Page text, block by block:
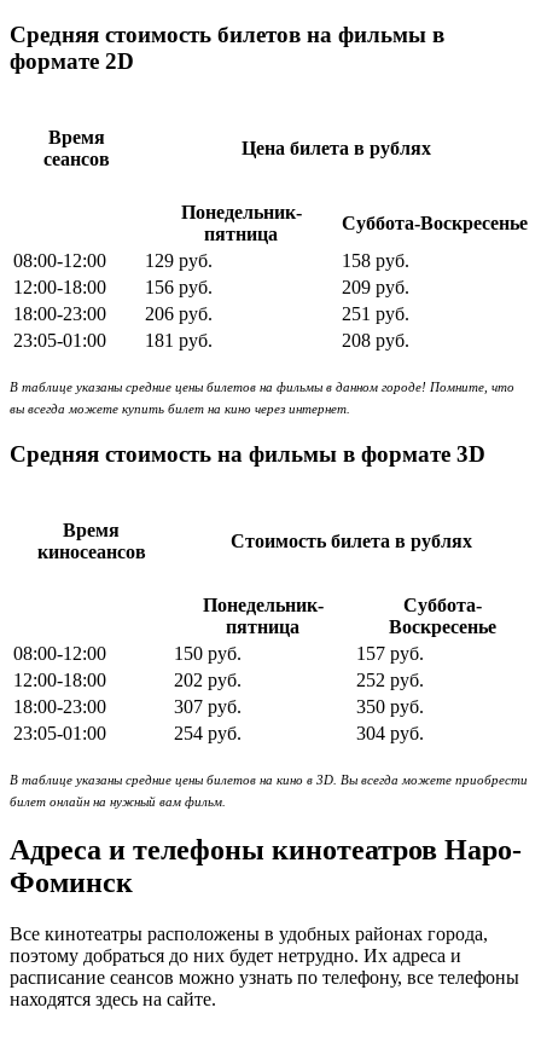
Средняя стоимость билетов на фильмы в
формате 2D
Время
сеансов
Цена билета в рублях
Понедельник-
пятница
Суббота-Воскресенье
08:00-12:00
129 руб.
158 руб.
12:00-18:00
156 руб.
209 руб.
18:00-23:00
206 руб.
251 руб.
23:05-01:00
181 руб. 208 руб.
В таблице указаны средние цены билетов на фильмы в данном городе! Помните, что
вы всегда можете купить билет на кино через интернет.
Средняя стоимость на фильмы в формате 3D
Время
киносеансов
Стоимость билета в рублях
Понедельник-
пятница
Суббота-
Воскресенье
08:00-12:00
150 руб.
157 руб.
12:00-18:00
202 руб.
252 руб.
18:00-23:00
307 руб.
350 руб.
23:05-01:00
254 руб. 304 руб.
В таблице указаны средние цены билетов на кино в 3D. Вы всегда можете приобрести
билет онлайн на нужный вам фильм.
Адреса и телефоны кинотеатров Наро-
Фоминск
Все кинотеатры расположены в удобных районах города,
поэтому добраться до них будет нетрудно. Их адреса и
расписание сеансов можно узнать по телефону, все телефоны
находятся здесь на сайте.